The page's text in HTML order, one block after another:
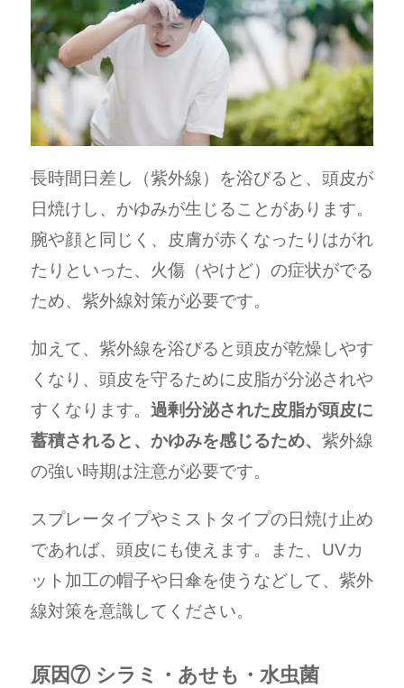
長時間日差し（紫外線）を浴びると、頭皮が
日焼けし、かゆみが生じることがあります。
腕や顔と同じく、皮膚が赤くなったりはがれ
たりといった、火傷（やけど）の症状がでる
ため、紫外線対策が必要です。
加えて、紫外線を浴びると頭皮が乾燥しやす
くなり、頭皮を守るために皮脂が分泌されや
すくなります。 過剰分泌された皮脂が頭皮に
蓄積されると、かゆみを感じるため、 紫外線
の強い時期は注意が必要です。
スプレータイプやミストタイプの日焼け止め
であれば、頭皮にも使えます。また、UVカ
ット加工の帽子や日傘を使うなどして、紫外
線対策を意識してください。
原因⑦ シラミ・あせも・水虫菌